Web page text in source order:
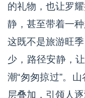
的礼物，也让罗
静，甚至带着一
这既不是旅游旺
少，路径安静，
潮“匆匆掠过”。
层叠加，引领人